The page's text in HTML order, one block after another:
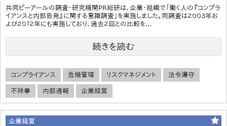
共同ピーアールの調査・研究機関PR総研は、企業・組織で「働く人の『コンプラ
イアンスと内部告発』に関する意識調査」を実施しました。同調査は２００３年お
よび２０１２年にも実施しており、過去２回との比較を...
続きを読む
コンプライアンス 危機管理 リスクマネジメント 法令遵守
不祥事 内部通報 企業経営
企業経営